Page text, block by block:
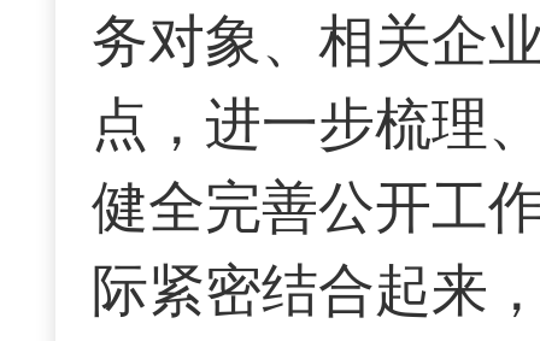
务对象、相关企
点，进一步梳理
健全完善公开工
际紧密结合起来